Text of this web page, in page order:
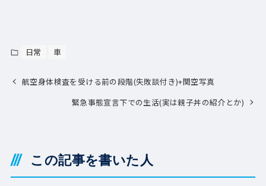
日常 車
航空身体検査を受ける前の段階(失敗談付き)+関空写真
緊急事態宣言下での生活(実は親子丼の紹介とか)
この記事を書いた人